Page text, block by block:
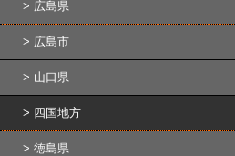
広島県
広島市
山口県
四国地方
徳島県